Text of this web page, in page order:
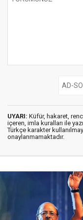
UYARI: Küfür, hakaret,
içeren, imla kuralları ile
Türkçe karakter
onaylanmamaktadır.